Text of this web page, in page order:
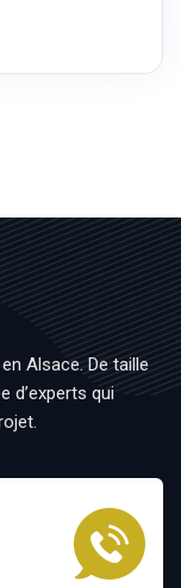
Alsace. De taille
d’experts qui